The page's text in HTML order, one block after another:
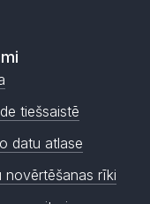
tiešsaistē
datu atlase
novērtēšanas rīki